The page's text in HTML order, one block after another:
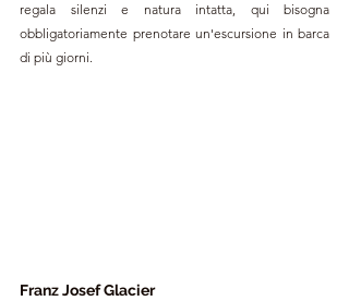
regala silenzi e natura intatta, qui bisogna
obbligatoriamente prenotare un'escursione in barca
di più giorni.
Franz Josef Glacier